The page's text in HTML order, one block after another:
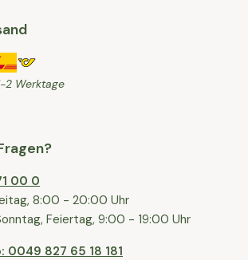
2 Werktage
00 0
8:00 - 20:00 Uhr
Feiertag, 9:00 - 19:00 Uhr
0049 827 65 18 181